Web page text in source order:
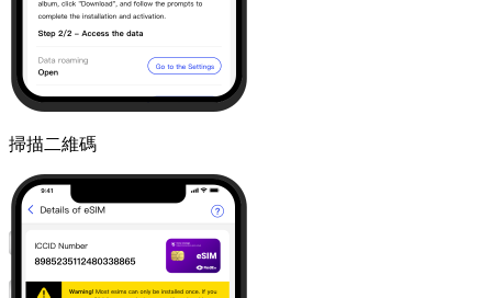
掃描二維碼